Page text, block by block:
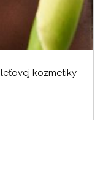
kozmetiky